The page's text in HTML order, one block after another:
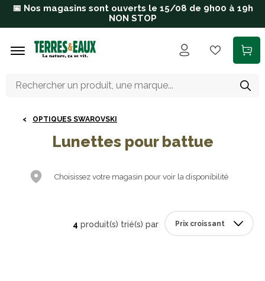
Aller au contenu principal
📅 Nos magasins sont ouverts le 15/08 de 9h00 à 19h
NON STOP
OPTIQUES SWAROVSKI
Lunettes pour battue
Choisissez votre magasin pour voir la disponibilité
4 produit(s) trié(s) par